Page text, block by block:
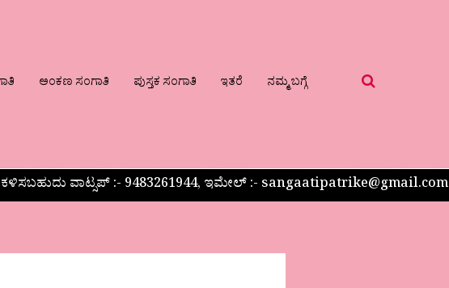
ಅಂಕಣ ಸಂಗಾತಿ ಪುಸ್ತಕ ಸಂಗಾತಿ ಇತರೆ ನಮ್ಮ ಬಗ್ಗೆ
ವಾಟ್ಸಪ್‌ :- 9483261944, ಇಮೇಲ್ :- sangaatipatrike@gmail.com